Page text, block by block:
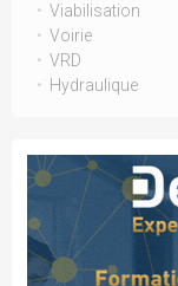
Viabilisation
Voirie
VRD
Hydraulique